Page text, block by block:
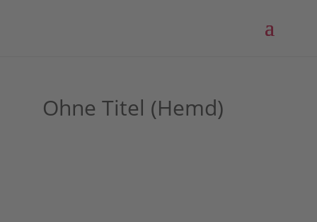
Ohne Titel (Hemd)